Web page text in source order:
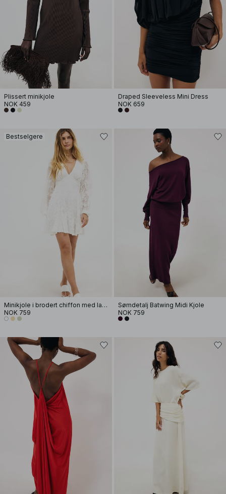
Plissert minikjole
NOK 459
Draped Sleeveless Mini Dress
NOK 659
Bestselgere
Minikjole i brodert chiffon med lange ermer
NOK 759
Sømdetalj Batwing Midi Kjole
NOK 759